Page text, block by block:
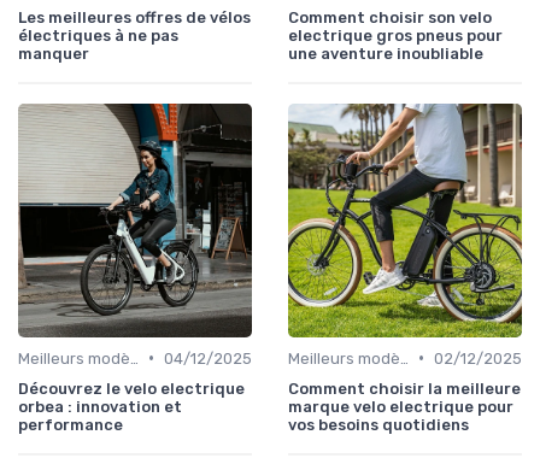
Les meilleures offres de vélos
électriques à ne pas
manquer
Comment choisir son velo
electrique gros pneus pour
une aventure inoubliable
• 04/12/2025
Découvrez le velo electrique
orbea : innovation et
performance
• 02/12/2025
Comment choisir la meilleure
marque velo electrique pour
vos besoins quotidiens